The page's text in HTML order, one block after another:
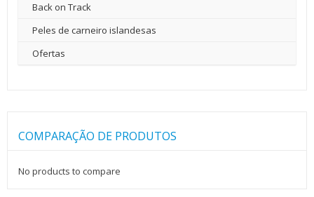
Back on Track
Peles de carneiro islandesas
Ofertas
COMPARAÇÃO DE PRODUTOS
No products to compare